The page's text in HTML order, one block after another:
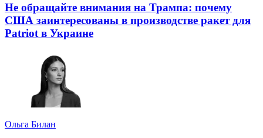
Не обращайте внимания на Трампа: почему
США заинтересованы в производстве ракет для
Patriot в Украине
Ольга Билан